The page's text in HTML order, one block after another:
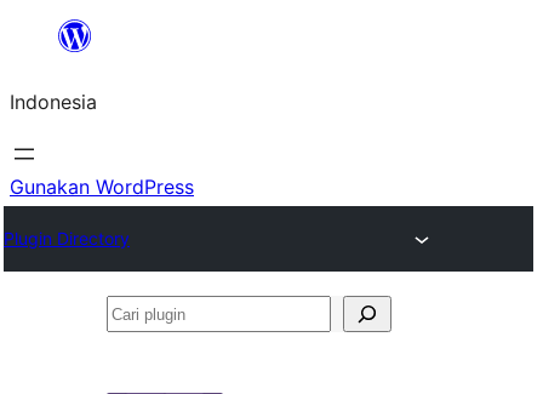
Lewati
konten
Indonesia
Gunakan WordPress
Plugin Directory
Cari